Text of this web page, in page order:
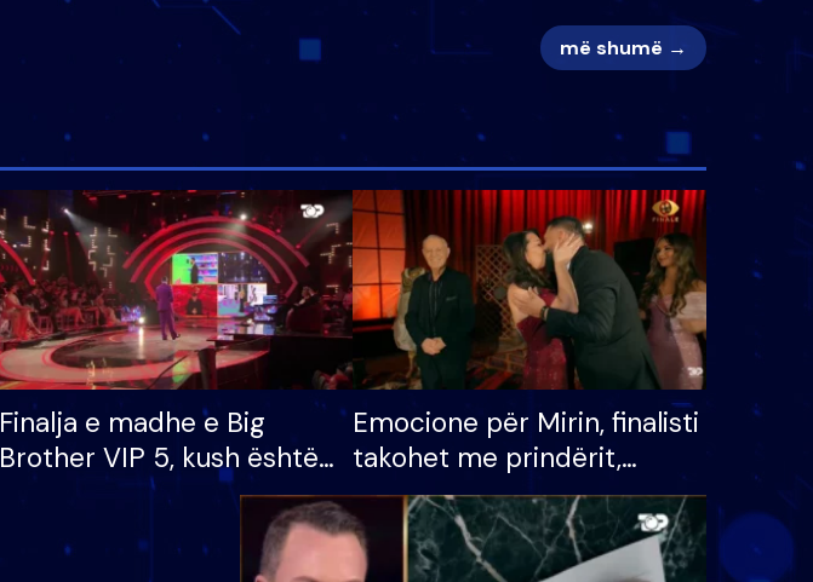
më shumë →
Finalja e madhe e Big
Brother VIP 5, kush është
banori i parë që lë shtëpinë
dhe humb mundësinë për
të fituar çmimin e madh
Emocione për Mirin, finalisti
takohet me prindërit,
vajzën dhe bashkëshorten:
S’kemi ndonjë letër divorci
apo jo?